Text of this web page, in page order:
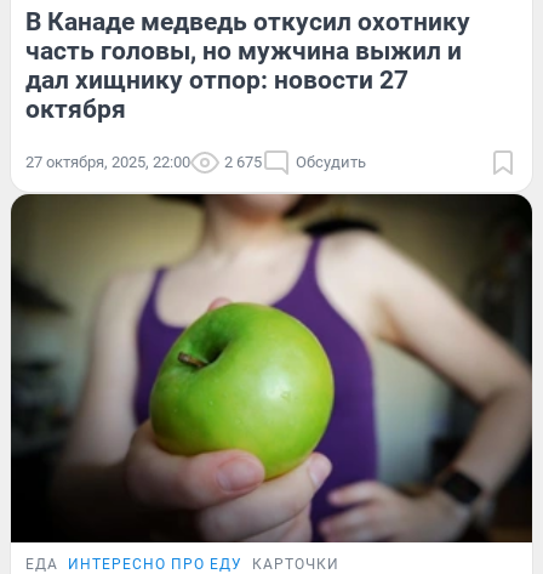
В Канаде медведь откусил охотнику
часть головы, но мужчина выжил и
дал хищнику отпор: новости 27
октября
27 октября, 2025, 22:00 2 675 Обсудить
ЕДА ИНТЕРЕСНО ПРО ЕДУ КАРТОЧКИ